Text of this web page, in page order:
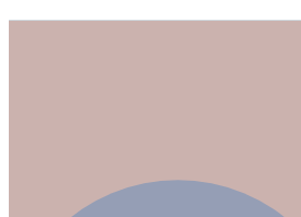
Märkte genau, um Trends zu